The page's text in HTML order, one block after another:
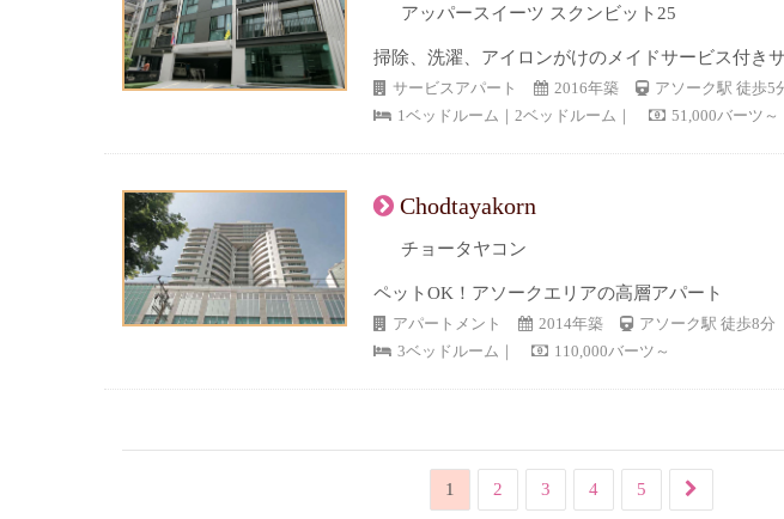
アッパースイーツ スクンビット25
掃除、洗濯、アイロンがけのメイドサービス付き
サービスアパート 2016年築 アソーク駅 徒歩5
1ベッドルーム｜2ベッドルーム｜
51,000バーツ～
Chodtayakorn
チョータヤコン
ペットOK！アソークエリアの高層アパート
アパートメント 2014年築 アソーク駅 徒歩8分
3ベッドルーム｜
110,000バーツ～
1 2 3 4 5